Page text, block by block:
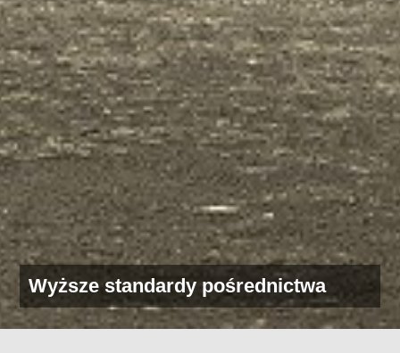
Wyższe standardy pośrednictwa